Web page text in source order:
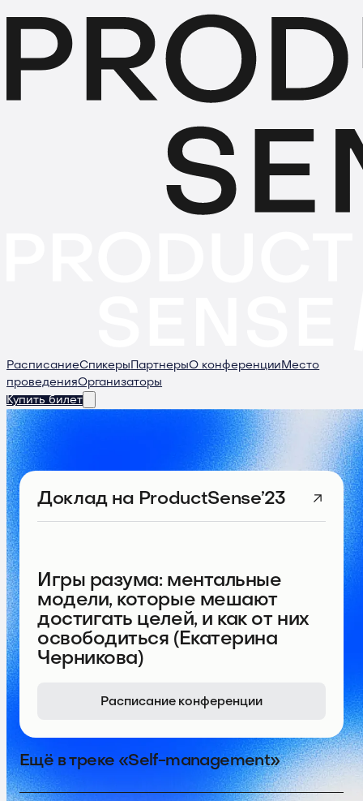
РасписаниеСпикеры ПартнерыО конференции Место
проведенияОрганизаторы
Купить билет
Доклад на ProductSense’23
Игры разума: ментальные
модели, которые мешают
достигать целей, и как от них
освободиться (Екатерина
Черникова)
Расписание конференции
Ещё в треке «Self-management»